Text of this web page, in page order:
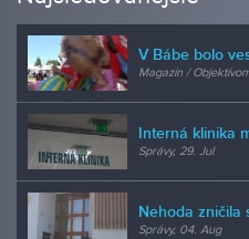
V Bábe bolo
Magazín /
Interná klinika
Správy, 29. Jul
Nehoda zničila
Správy, 04. Aug